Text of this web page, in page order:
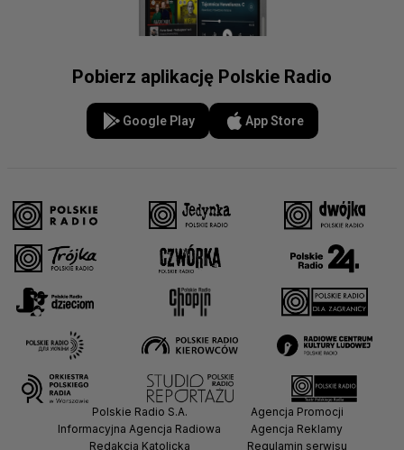
Pobierz aplikację Polskie Radio
Google Play App Store
Polskie Radio S.A.
Informacyjna Agencja Radiowa
Redakcja Katolicka
Agencja Promocji
Agencja Reklamy
Regulamin serwisu